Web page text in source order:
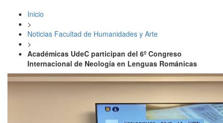
Inicio
>
Noticias Facultad de Humanidades y Arte
>
Académicas UdeC participan del 6º Congreso
Internacional de Neología en Lenguas Románicas